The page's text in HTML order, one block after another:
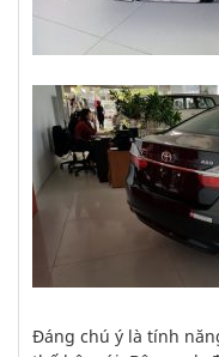
Đáng chú ý là tính